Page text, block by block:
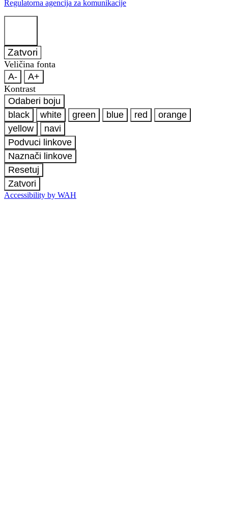
Regulatorna agencija za komunikacije
Zatvori
Veličina fonta
A-
A+
Kontrast
Odaberi boju
black
white green blue red
orange
yellow
navi
Podvuci linkove
Naznači linkove
Resetuj
Zatvori
Accessibility by WAH